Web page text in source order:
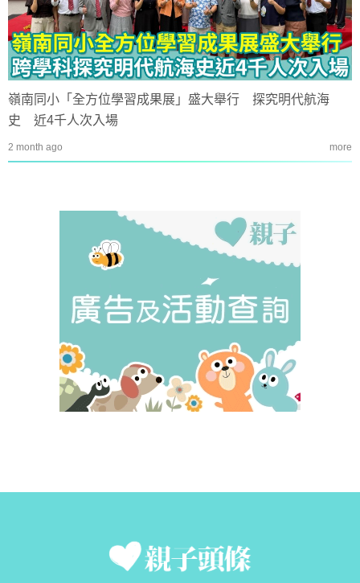
嶺南同小「全方位學習成果展」盛大舉行 探究明代航海
史 近4千人次入場
2 month ago more